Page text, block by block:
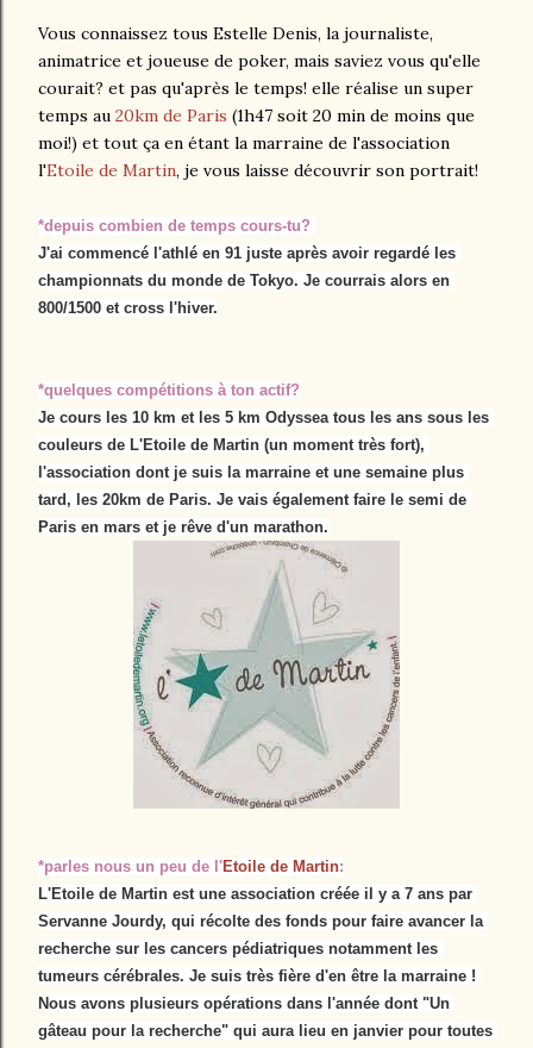
Vous connaissez tous Estelle Denis, la journaliste,
animatrice et joueuse de poker, mais saviez vous qu'elle
courait? et pas qu'après le temps! elle réalise un super
temps au 20km de Paris (1h47 soit 20 min de moins que
moi!) et tout ça en étant la marraine de l'association
l'Etoile de Martin, je vous laisse découvrir son portrait!
*depuis combien de temps cours-tu?
J'ai commencé l'athlé en 91 juste après avoir regardé les
championnats du monde de Tokyo. Je courrais alors en
800/1500 et cross l'hiver.
*quelques compétitions à ton actif?
Je cours les 10 km et les 5 km Odyssea tous les ans sous les
couleurs de L'Etoile de Martin (un moment très fort),
l'association dont je suis la marraine et une semaine plus
tard, les 20km de Paris. Je vais également faire le semi de
Paris en mars et je rêve d'un marathon.
*parles nous un peu de l'Etoile de Martin:
L'Etoile de Martin est une association créée il y a 7 ans par
Servanne Jourdy, qui récolte des fonds pour faire avancer la
recherche sur les cancers pédiatriques notamment les
tumeurs cérébrales. Je suis très fière d'en être la marraine !
Nous avons plusieurs opérations dans l'année dont "Un
gâteau pour la recherche" qui aura lieu en janvier pour toutes